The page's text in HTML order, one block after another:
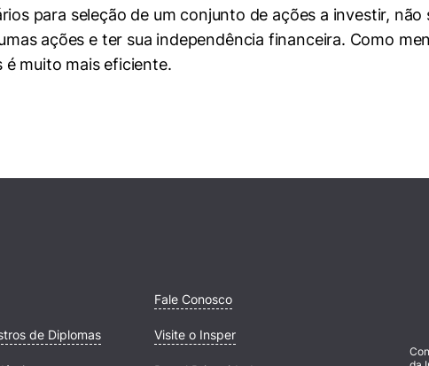
para seleção de um conjunto de ações a investir,
ações e ter sua independência financeira. Como
muito mais eficiente.
de Diplomas
Fale Conosco
Visite o Insper